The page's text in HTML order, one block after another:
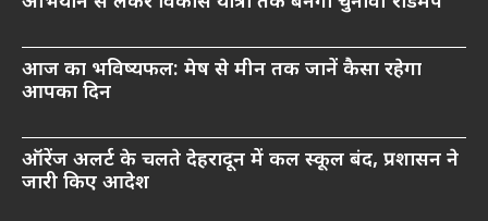
आज का भविष्यफल: मेष से मीन तक जानें कैसा रहेगा
आपका दिन
ऑरेंज अलर्ट के चलते देहरादून में कल स्कूल बंद, प्रशासन ने
जारी किए आदेश